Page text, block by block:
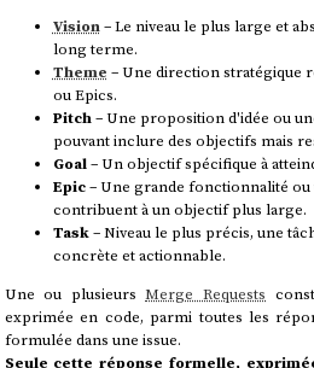
Vision– Le niveau le plus large et
long terme.
Theme – Une direction stratégique
ou Epics.
Pitch– Une proposition d'idée ou
pouvant inclure des objectifs mais
Goal– Un objectif spécifique à
Epic– Une grande fonctionnalité ou
contribuent à un objectif plus large.
Task– Niveau le plus précis, une
concrète et actionnable.
Une ou plusieursMerge Requests
exprimée en code, parmi toutes les
formulée dans une issue.
Seule cette réponse formelle,